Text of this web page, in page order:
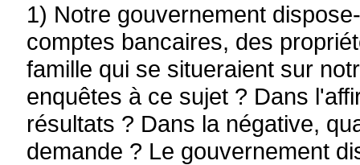
1) Notre gouvernement
comptes bancaires, des
famille qui se situeraient sur
enquêtes à ce sujet ? Dans
résultats ? Dans la négative,
demande ? Le gouvernement